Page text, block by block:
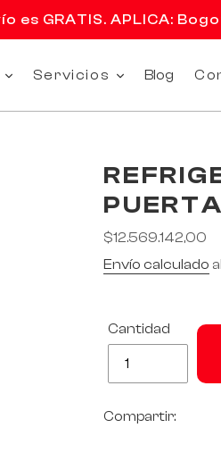
GRATIS. APLICA:
Servicios Blog
Precio
habitual
$12.569.142,00
Envío calculado
Cantidad
Compartir: